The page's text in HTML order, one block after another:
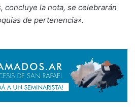
concluye la nota, se celebrarán
de pertenencia».